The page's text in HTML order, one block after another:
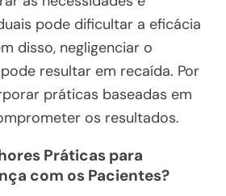
pode dificultar a eficácia
disso, negligenciar o
resultar em recaída. Por
práticas baseadas em
os resultados.
Práticas para
com os Pacientes?